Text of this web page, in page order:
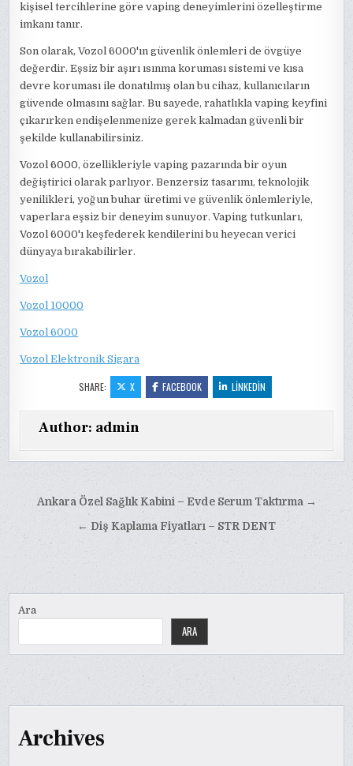
kişisel tercihlerine göre vaping deneyimlerini özelleştirme
imkanı tanır.
Son olarak, Vozol 6000'ın güvenlik önlemleri de övgüye
değerdir. Eşsiz bir aşırı ısınma koruması sistemi ve kısa
devre koruması ile donatılmış olan bu cihaz, kullanıcıların
güvende olmasını sağlar. Bu sayede, rahatlıkla vaping keyfini
çıkarırken endişelenmenize gerek kalmadan güvenli bir
şekilde kullanabilirsiniz.
Vozol 6000, özellikleriyle vaping pazarında bir oyun
değiştirici olarak parlıyor. Benzersiz tasarımı, teknolojik
yenilikleri, yoğun buhar üretimi ve güvenlik önlemleriyle,
vaperlara eşsiz bir deneyim sunuyor. Vaping tutkunları,
Vozol 6000'ı keşfederek kendilerini bu heyecan verici
dünyaya bırakabilirler.
Vozol
Vozol 10000
Vozol 6000
Vozol Elektronik Sigara
SHARE: X FACEBOOK LINKEDIN
Author: admin
Yazı
gezinmesi
Ankara Özel Sağlık Kabini – Evde Serum Taktırma →
← Diş Kaplama Fiyatları – STR DENT
Ara
ARA
Archives